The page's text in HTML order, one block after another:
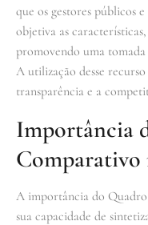
que os gestores públicos
objetiva as
promovendo uma
A utilização desse
transparência e a
Importância
Comparativo
A importância do
sua capacidade de